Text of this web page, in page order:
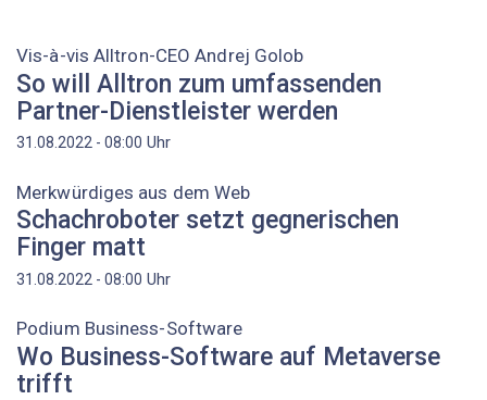
Vis-à-vis Alltron-CEO Andrej Golob
So will Alltron zum umfassenden
Partner-Dienstleister werden
31.08.2022 - 08:00 Uhr
Merkwürdiges aus dem Web
Schachroboter setzt gegnerischen
Finger matt
31.08.2022 - 08:00 Uhr
Podium Business-Software
Wo Business-Software auf Metaverse
trifft